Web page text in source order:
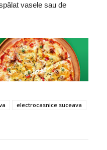
vasele sau de
electrocasnice suceava